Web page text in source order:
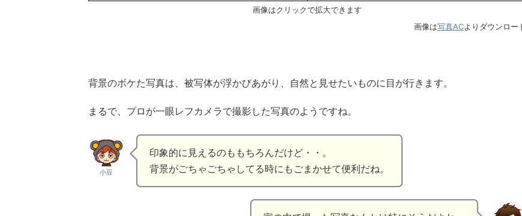
画像はクリックで拡大できます
画像は写真ACよりダウンロー
背景のボケた写真は、被写体が浮かびあがり、自然と見せたいものに目が行きます。
まるで、プロが一眼レフカメラで撮影した写真のようですね。
小豆
印象的に見えるのももちろんだけど・・。
背景がごちゃごちゃしてる時にもごまかせて便利だね。